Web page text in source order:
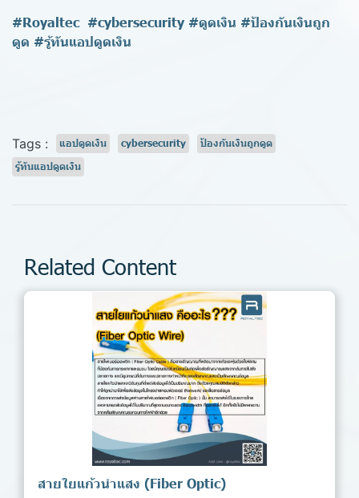
#Royaltec #cybersecurity #ดูดเงิน #ป้องกันเงินถูก
ดูด #รู้ทันแอปดูดเงิน
Tags : แอปดูดเงิน cybersecurity
ป้องกันเงินถูกดูด
รู้ทันแอปดูดเงิน
Related Content
สายใยแก้วนำแสง (Fiber Optic)